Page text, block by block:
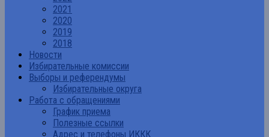
2021
2020
2019
2018
Новости
Избирательные комиссии
Выборы и референдумы
Избирательные округа
Работа с обращениями
График приема
Полезные ссылки
Адрес и телефоны ИККК